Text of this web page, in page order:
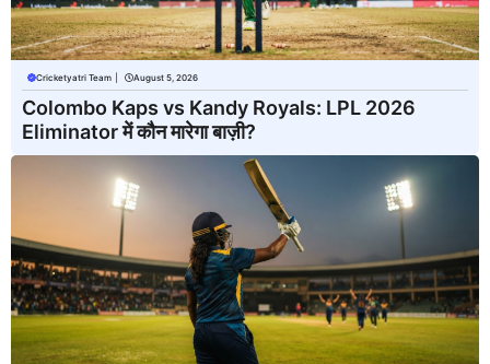
Cricketyatri Team August 5, 2026
Colombo Kaps vs Kandy Royals: LPL 2026
Eliminator में कौन मारेगा बाज़ी?